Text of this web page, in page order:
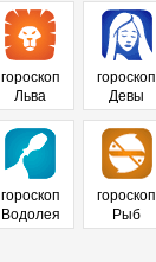
гороскоп
Льва
гороскоп
Девы
гороскоп
Водолея
гороскоп
Рыб